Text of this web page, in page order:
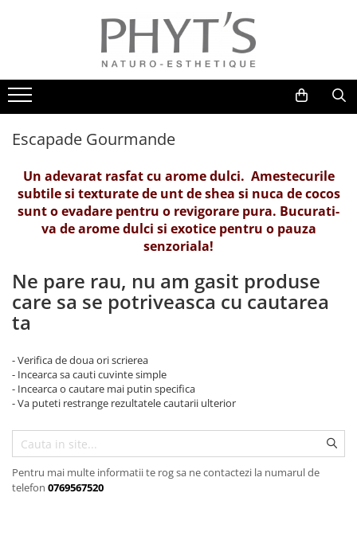
Cosmetice faciale bio
Creme bio de curatare si tonifiere
Creme bio hidratante
Creme bio fundamentale
Creme bio antiage avansate
Panacee
Creme bio cu efect de albire
Creme Bio Rejuvenare & Antiage
Creme bio antirid
Creme bio nutritive Phyt'ssima
Creme bio anti-poluare
Creme bio piele grasă acneică
Cosmetice corporale bio
Creme bio de ingrijire si protectie
Creme bio de maini si picioare
Creme bio de slabire si tonifiere
Cosmetice Spa BIONATURAL
Escapade Energisante
Escapade Relaxante
Corectoare si Nuantatoare
Fond de ten
Pudre
Fard de obraz
Pigmenti
Fard de pleoape
Luciu de buze
Accesorii
Fard de sprancene
Tratamente profesionale organice
Tratamente Bio faciale
Tratamente Bio corporale
Tratamente SPA Bionatural
Escapade Gourmande
Un adevarat rasfat cu arome dulci. Amestecurile
subtile si texturate de unt de shea si nuca de cocos
sunt o evadare pentru o revigorare pura. Bucurati-
va de arome dulci si exotice pentru o pauza
senzoriala!
Ne pare rau, nu am gasit produse
care sa se potriveasca cu cautarea
ta
- Verifica de doua ori scrierea
- Incearca sa cauti cuvinte simple
- Incearca o cautare mai putin specifica
- Va puteti restrange rezultatele cautarii ulterior
Pentru mai multe informatii te rog sa ne contactezi la numarul de
telefon 0769567520